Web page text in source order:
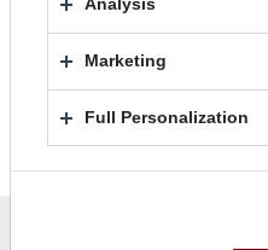
посудомоечную машины
Спецпредложения
Marketing
Full Personalization